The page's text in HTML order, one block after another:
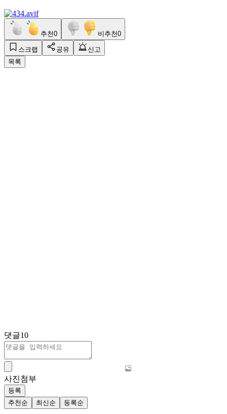
추천0 비추천0
스크랩 공유
신고
목록
댓글10
사진첨부
등록
추천순
최신순 등록순